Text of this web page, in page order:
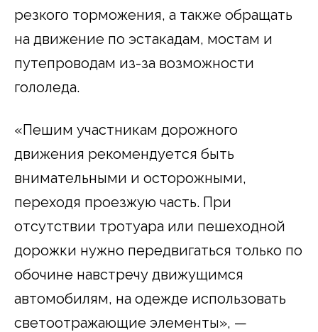
резкого торможения, а также обращать
на движение по эстакадам, мостам и
путепроводам из-за возможности
гололеда.
«Пешим участникам дорожного
движения рекомендуется быть
внимательными и осторожными,
переходя проезжую часть. При
отсутствии тротуара или пешеходной
дорожки нужно передвигаться только по
обочине навстречу движущимся
автомобилям, на одежде использовать
светоотражающие элементы», —